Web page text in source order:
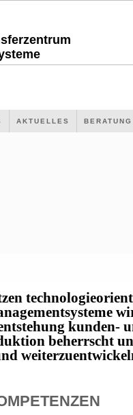
AKTUELLES
kunden-
beherrscht